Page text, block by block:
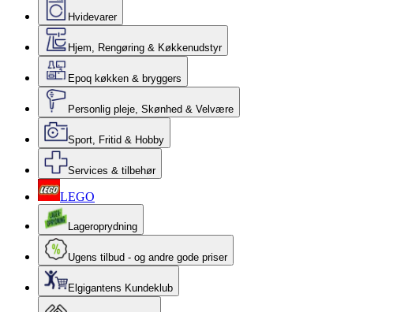
Hvidevarer
Hjem, Rengøring & Køkkenudstyr
Epoq køkken & bryggers
Personlig pleje, Skønhed & Velvære
Sport, Fritid & Hobby
Services & tilbehør
LEGO
Lageroprydning
Ugens tilbud - og andre gode priser
Elgigantens Kundeklub